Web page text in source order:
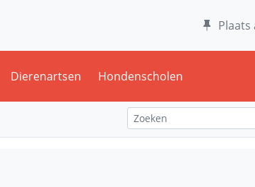
Dierenartsen Hondenscholen